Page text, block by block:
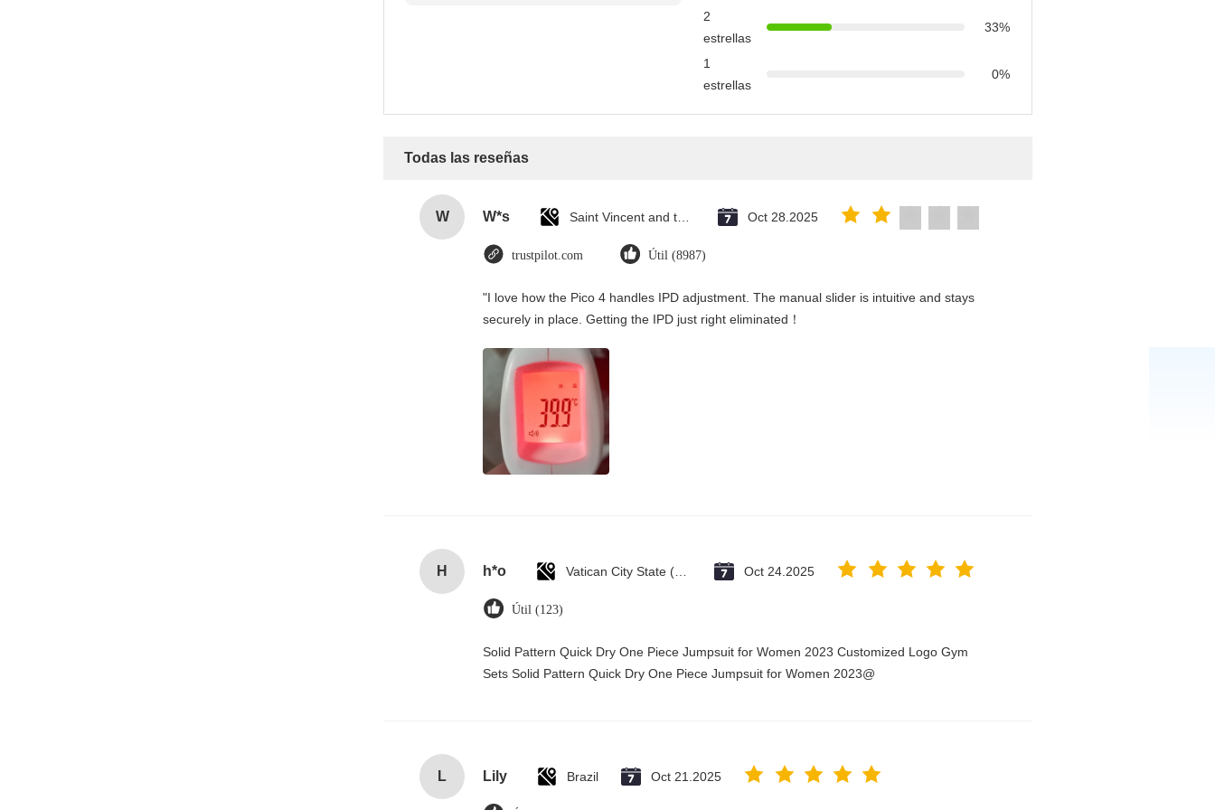
2
estrellas
33%
1
estrellas
0%
Todas las reseñas
W W*s Oct 28.2025
trustpilot.com Útil (8987)
"I love how the Pico 4 handles IPD adjustment. The manual slider is intuitive and stays
securely in place. Getting the IPD just right eliminated！
H h*o Oct 24.2025
Útil (123)
Solid Pattern Quick Dry One Piece Jumpsuit for Women 2023 Customized Logo Gym
Sets Solid Pattern Quick Dry One Piece Jumpsuit for Women 2023@
L Lily Brazil Oct 21.2025